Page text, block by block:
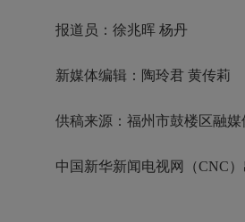
报道员：徐兆晖 杨丹
新媒体编辑：陶玲君 黄传莉
供稿来源：福州市鼓楼区融媒
中国新华新闻电视网（CNC）